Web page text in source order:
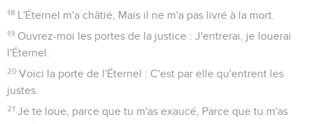
18 L'Éternel m'a châtié, Mais il ne m'a pas livré à la mort.
19 Ouvrez-moi les portes de la justice : J'entrerai, je louerai
l'Éternel.
20 Voici la porte de l'Éternel : C'est par elle qu'entrent les
justes.
21 Je te loue, parce que tu m'as exaucé, Parce que tu m'as